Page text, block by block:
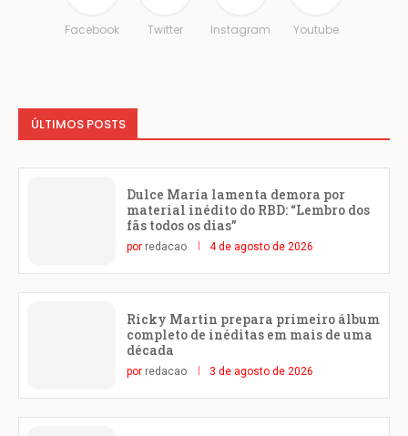
Facebook Twitter Instagram Youtube
ÚLTIMOS POSTS
Dulce María lamenta demora por
material inédito do RBD: “Lembro dos
fãs todos os dias”
por redacao 4 de agosto de 2026
Ricky Martin prepara primeiro álbum
completo de inéditas em mais de uma
década
por redacao 3 de agosto de 2026